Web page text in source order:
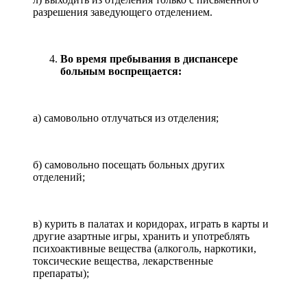
разрешения заведующего отделением.
Во время пребывания в диспансере
больным воспрещается:
а) самовольно отлучаться из отделения;
б) самовольно посещать больных других
отделений;
в) курить в палатах и коридорах, играть в карты и
другие азартные игры, хранить и употреблять
психоактивные вещества (алкоголь, наркотики,
токсические вещества, лекарственные
препараты);